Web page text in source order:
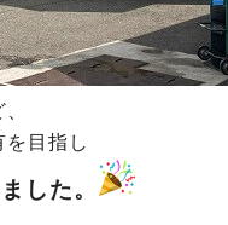
目指し
した。